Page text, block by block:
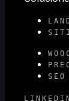
LINKEDIN